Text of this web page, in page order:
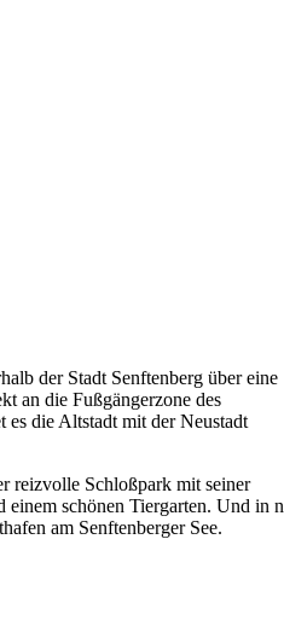
der Stadt Senftenberg über eine
an die Fußgängerzone des
es die Altstadt mit der Neustadt
reizvolle Schloßpark mit seiner
einem schönen Tiergarten. Und in
am Senftenberger See.